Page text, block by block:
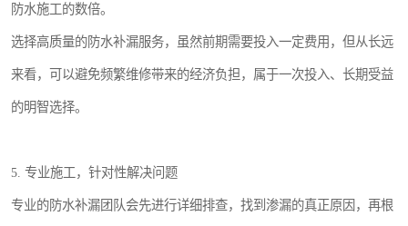
防水施工的数倍。
选择高质量的防水补漏服务，虽然前期需要投入一定费用，但从长远
来看，可以避免频繁维修带来的经济负担，属于一次投入、长期受益
的明智选择。
5. 专业施工，针对性解决问题
专业的防水补漏团队会先进行详细排查，找到渗漏的真正原因，再根